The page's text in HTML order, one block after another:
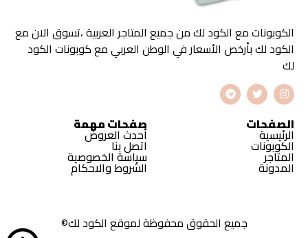
الكوبونات مع الكود لك من جميع المتاجر العربية ،تسوق الان مع
الكود لك بأرخص الأسعار في الوطن العربي مع كوبونات الكود
لك
الصفحات
الرئيسية
الكوبونات
المتاجر
المدونة
صفحات مهمة
أحدث العروض
اتصل بنا
سياسة الخصوصية
الشروط والاحكام
جميع الحقوق محفوظة لموقع الكود لك©